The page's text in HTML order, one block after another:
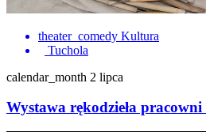
theater_comedy Kultura
Tuchola
calendar_month 2 lipca
Wystawa rękodzieła